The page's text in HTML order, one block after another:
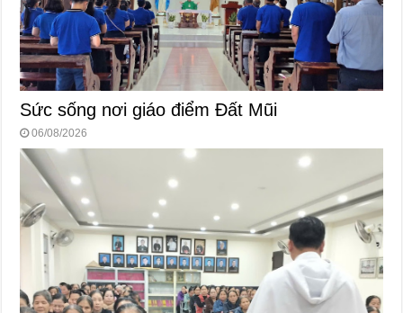
Sức sống nơi giáo điểm Đất Mũi
06/08/2026